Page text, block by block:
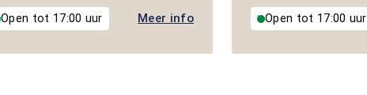
Open tot 17:00 uur Meer info Open tot 17:00 uur